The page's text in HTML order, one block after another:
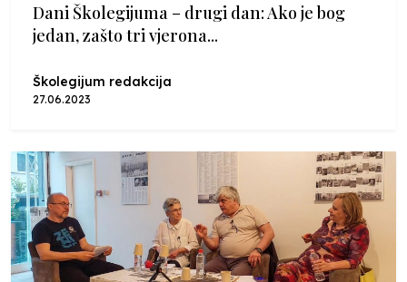
Dani Školegijuma – drugi dan: Ako je bog
jedan, zašto tri vjerona...
Školegijum redakcija
27.06.2023